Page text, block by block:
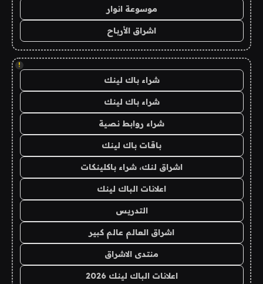
موسوعة انوار
اشراق الأرباح
!
شراء باك لينك
شراء باك لينك
شراء روابط نصية
باقات باك لينك
اشراق لنك، شراء باكلينكات
اعلانات الباك لينك
التدريس
اشراق العالم عالم كبير
منتدى الاشراق
اعلانات الباك لينك 2026